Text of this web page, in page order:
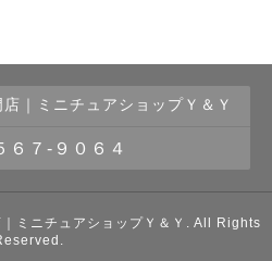
｜ミニチュアショップＹ＆Ｙ
６７-９０６４
ミニチュアショップＹ＆Ｙ . All Rights